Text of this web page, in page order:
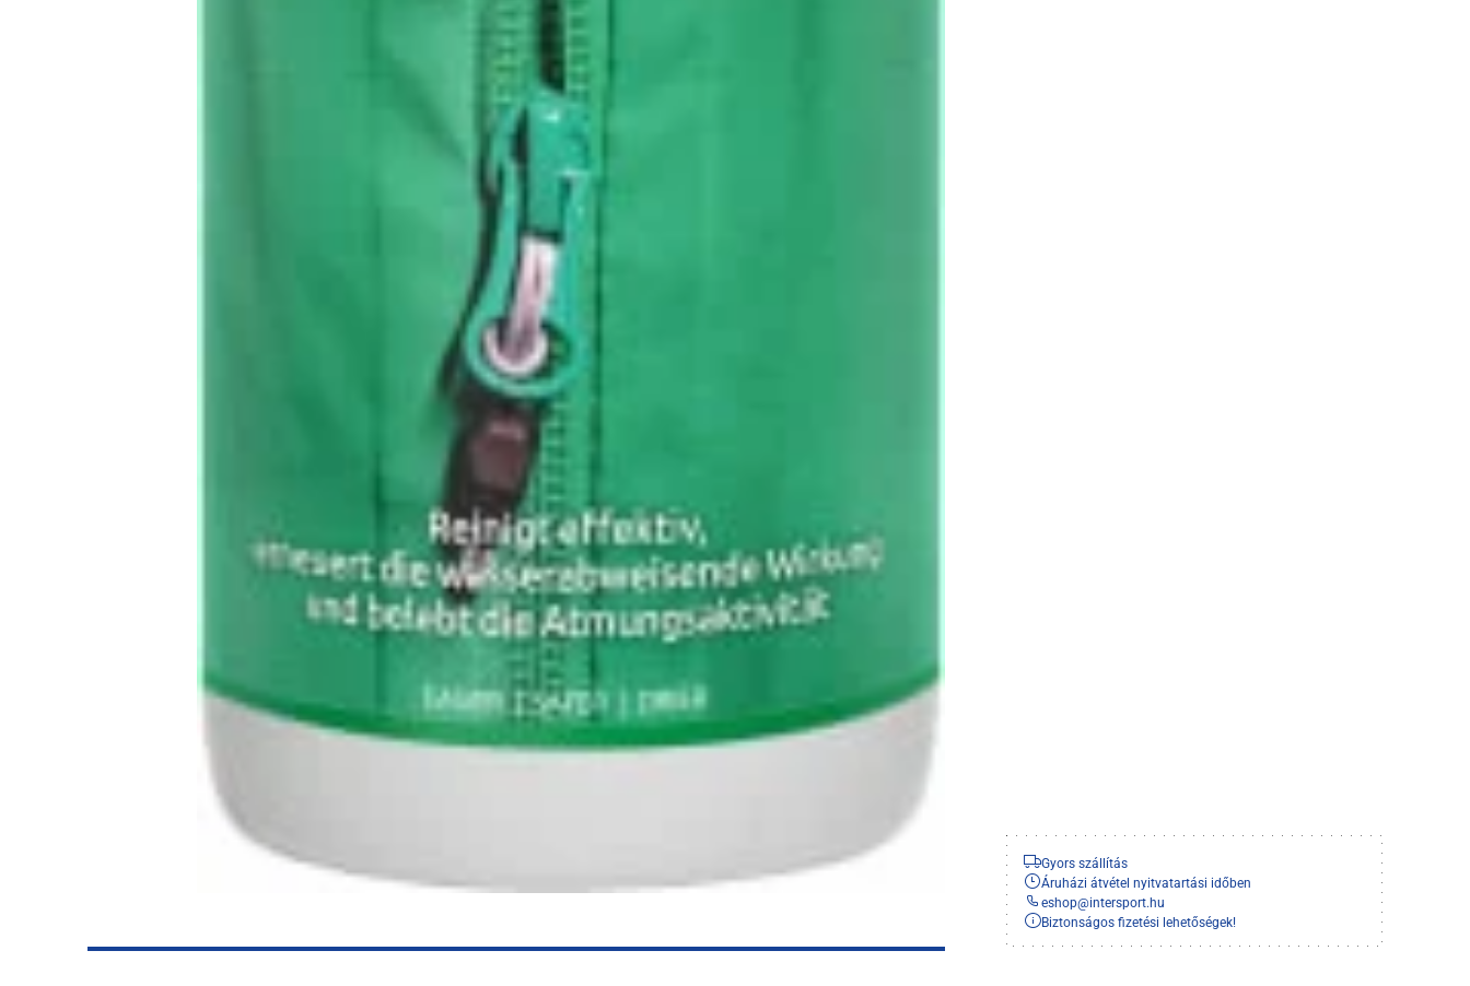
Gyors szállítás
Áruházi átvétel nyitvatartási időben
eshop@intersport.hu
Biztonságos fizetési lehetőségek!